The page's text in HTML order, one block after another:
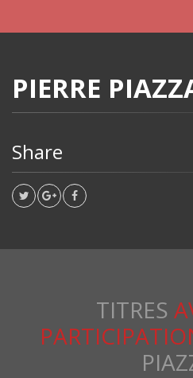
PIERRE
Share
TITRES